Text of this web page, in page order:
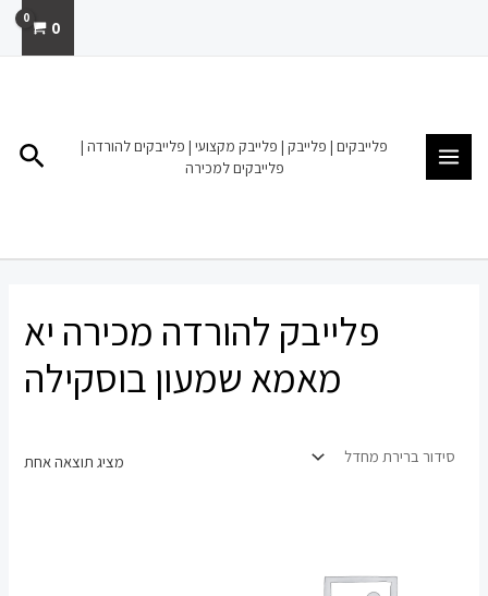
0
פלייבקים | פלייבק | פלייבק מקצועי | פלייבקים להורדה |
פלייבקים למכירה
פלייבק להורדה מכירה יא
מאמא שמעון בוסקילה
מציג תוצאה אחת